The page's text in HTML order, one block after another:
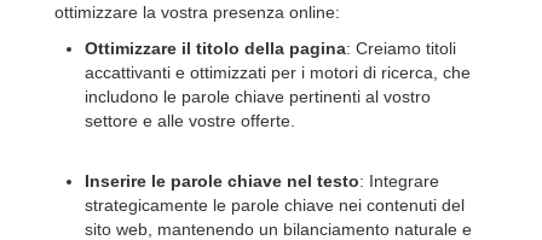
ottimizzare la vostra presenza online:
Ottimizzare il titolo della pagina: Creiamo titoli
accattivanti e ottimizzati per i motori di ricerca, che
includono le parole chiave pertinenti al vostro
settore e alle vostre offerte.
Inserire le parole chiave nel testo: Integrare
strategicamente le parole chiave nei contenuti del
sito web, mantenendo un bilanciamento naturale e